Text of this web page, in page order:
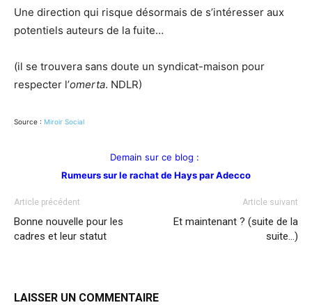
Une direction qui risque désormais de s’intéresser aux
potentiels auteurs de la fuite…
(il se trouvera sans doute un syndicat-maison pour
respecter l’omerta. NDLR)
Source : Miroir Social
Demain sur ce blog :
Rumeurs sur le rachat de Hays par Adecco
Article précédent
Bonne nouvelle pour les
cadres et leur statut
Article suivant
Et maintenant ? (suite de la
suite…)
LAISSER UN COMMENTAIRE